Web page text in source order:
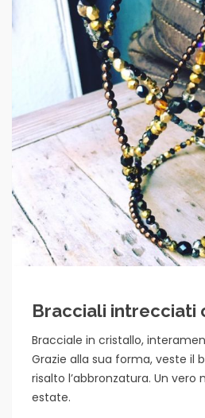
Bracciali intrecciati
Bracciale in cristallo,
Grazie alla sua forma, veste il
risalto l’abbronzatura. Un vero
estate.